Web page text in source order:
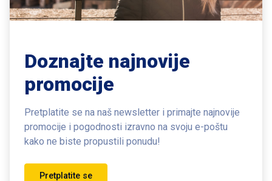
Doznajte najnovije
promocije
Pretplatite se na naš newsletter i primajte najnovije
promocije i pogodnosti izravno na svoju e-poštu
kako ne biste propustili ponudu!
Pretplatite se